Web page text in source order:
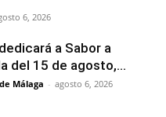
6, 2026
a Sabor a
del 15 de agosto,...
Málaga - agosto 6, 2026